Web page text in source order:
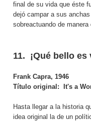
final de su vida que éste
dejó campar a sus
sobreactuando de manera
11. ¡Qué bello es
Frank Capra, 1946
Título original:
It's a
Hasta llegar a la historia
idea original la de un